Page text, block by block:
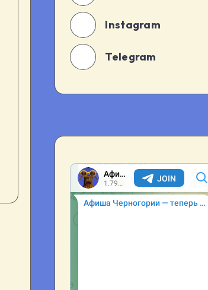
Instagram
Telegram